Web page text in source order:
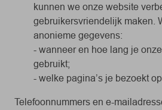
kunnen we onze website
gebruikersvriendelijk maken.
anonieme gegevens:
- wanneer en hoe lang je
gebruikt;
- welke pagina’s je bezoekt
Telefoonnummers en e-